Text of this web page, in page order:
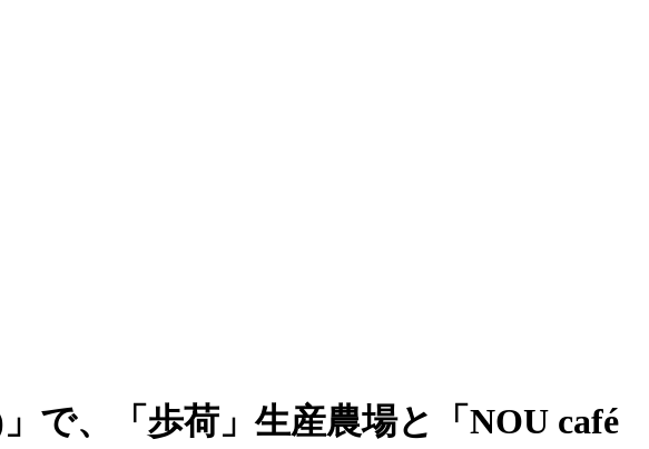
で、「歩荷」生産農場と「NOU café